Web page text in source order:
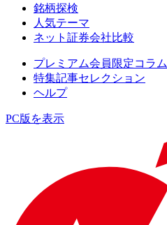
銘柄探検
人気テーマ
ネット証券会社比較
プレミアム会員限定コラム
特集記事セレクション
ヘルプ
PC版を表示